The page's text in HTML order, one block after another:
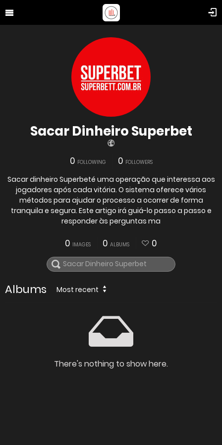
Sacar Dinheiro Superbet
0 FOLLOWING 0 FOLLOWERS
Sacar dinheiro Superbeté uma operação que interessa aos
jogadores após cada vitória. O sistema oferece vários
métodos para ajudar o processo a ocorrer de forma
tranquila e segura. Este artigo irá guiá-lo passo a passo e
responder às perguntas ma
0 IMAGES 0 ALBUMS 0
Albums Most recent
There's nothing to show here.